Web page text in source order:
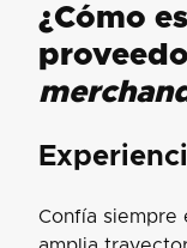
¿Cómo
Confía siempre